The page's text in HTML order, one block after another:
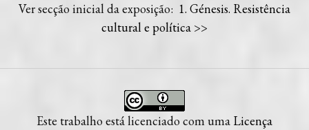
Ver secção inicial da exposição: 1. Génesis. Resistência
cultural e política >>
Este trabalho está licenciado com uma Licença